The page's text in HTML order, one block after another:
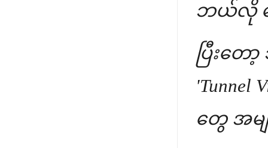
ဘယ်လို
ပြီးတေ
တွေ အမ